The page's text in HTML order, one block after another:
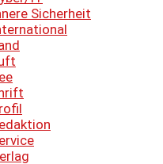
Sicherheit